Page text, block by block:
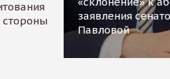
стороны
заявления
Павловой